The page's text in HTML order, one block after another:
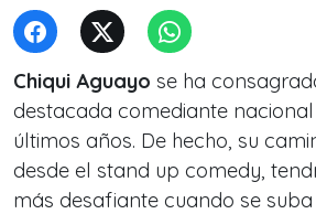
Chiqui Aguayo se ha
destacada comediante
últimos años. De hecho, su
desde el stand up comedy,
más desafiante cuando se